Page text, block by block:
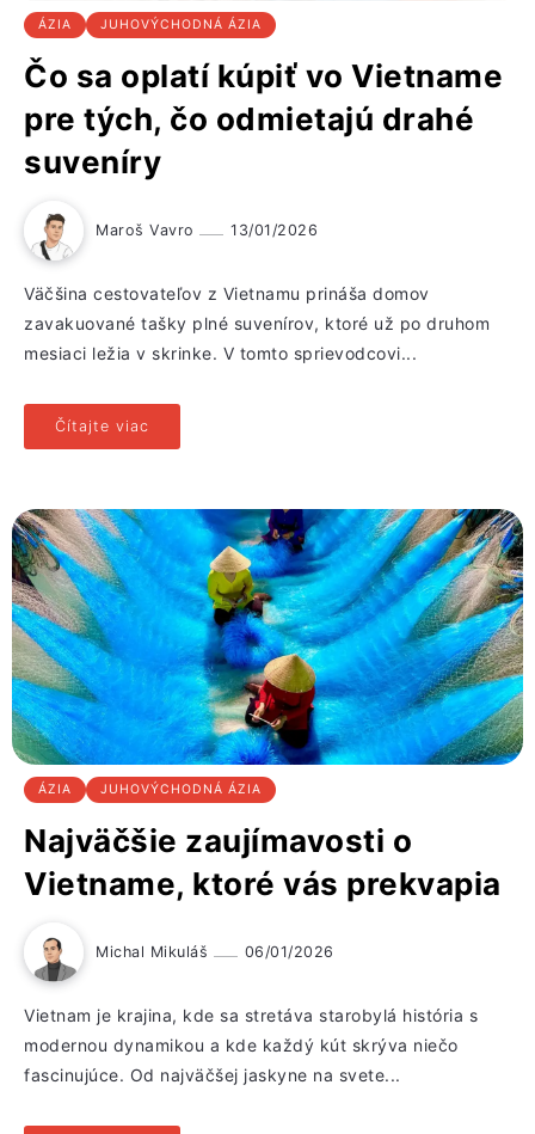
ÁZIA JUHOVÝCHODNÁ ÁZIA
Čo sa oplatí kúpiť vo Vietname
pre tých, čo odmietajú drahé
suveníry
Maroš Vavro 13/01/2026
Väčšina cestovateľov z Vietnamu prináša domov
zavakuované tašky plné suvenírov, ktoré už po druhom
mesiaci ležia v skrinke. V tomto sprievodcovi...
Čítajte viac
ÁZIA JUHOVÝCHODNÁ ÁZIA
Najväčšie zaujímavosti o
Vietname, ktoré vás prekvapia
Michal Mikuláš 06/01/2026
Vietnam je krajina, kde sa stretáva starobylá história s
modernou dynamikou a kde každý kút skrýva niečo
fascinujúce. Od najväčšej jaskyne na svete...